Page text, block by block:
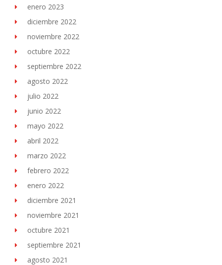
enero 2023
diciembre 2022
noviembre 2022
octubre 2022
septiembre 2022
agosto 2022
julio 2022
junio 2022
mayo 2022
abril 2022
marzo 2022
febrero 2022
enero 2022
diciembre 2021
noviembre 2021
octubre 2021
septiembre 2021
agosto 2021